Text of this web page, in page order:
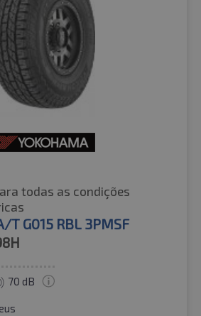
todas as condições
T G015 RBL 3PMSF
70 dB